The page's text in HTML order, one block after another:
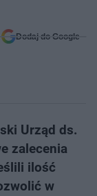
Dodaj do Google
Urząd ds.
zalecenia
ilość
w